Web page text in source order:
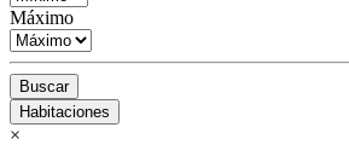
Máximo
Buscar
Habitaciones
×